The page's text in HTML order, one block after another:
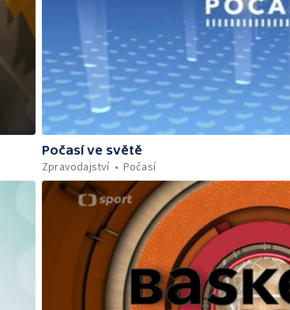
Počasí ve světě
Zpravodajství
Počasí